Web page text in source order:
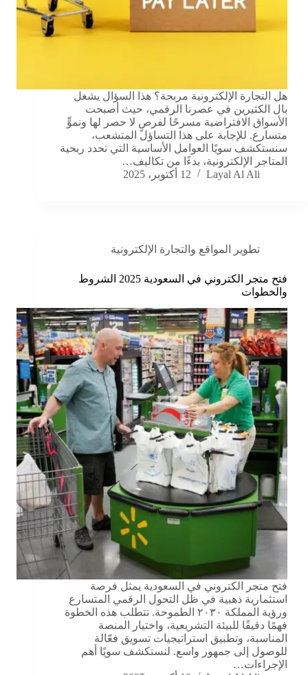
هل التجارة الإلكترونية مربحة؟ هذا السؤال يشغل
بال الكثيرين في عصرنا الرقمي، حيث أصبحت
الأسواق الافتراضية مسرحًا لفرصٍ لا حصر لها ونموٍّ
متسارع. للإجابة على هذا التساؤل المتشعب،
سنستكشف سويًا العوامل الأساسية التي تحدد ربحية
المتاجر الإلكترونية، بدءًا من تكاليف…
Layal Al Ali
12 أكتوبر، 2025
تطوير المواقع والتجارة الإلكترونية
فتح متجر الكتروني في السعودية 2025 الشروط
والخطوات
فتح متجر الكتروني في السعودية يمثل فرصة
استثمارية ذهبية في ظل التحول الرقمي المتسارع
ورؤية المملكة ٢٠٣٠ الطموحة. تتطلب هذه الخطوة
فهمًا دقيقًا للبيئة التشريعية، واختيار المنصة
المناسبة، وتطبيق استراتيجيات تسويق فعّالة
للوصول إلى جمهور واسع. لنستكشف سويًا أهم
الإجراءات…